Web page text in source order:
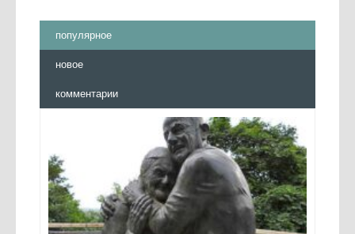
популярное
новое
комментарии